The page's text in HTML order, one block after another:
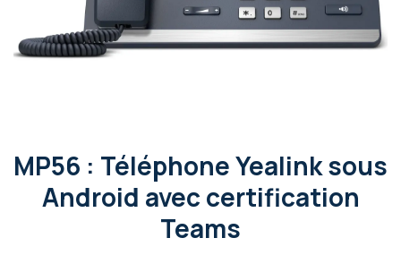
MP56 : Téléphone Yealink sous
Android avec certification
Teams